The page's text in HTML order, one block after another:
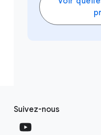
S
Suivez-nous